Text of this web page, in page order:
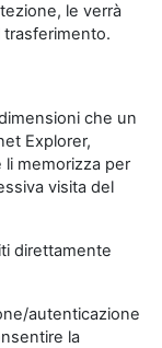
le verrà
che un
Explorer,
li memorizza per
visita del
direttamente
autenticazione
la